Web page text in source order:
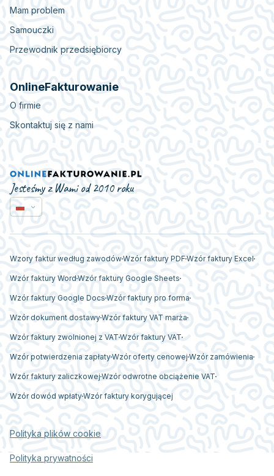
Mam problem
Samouczki
Przewodnik przedsiębiorcy
OnlineFakturowanie
O firmie
Skontaktuj się z nami
Jesteśmy z Wami od 2010 roku
Wzory faktur według zawodówWzór faktury PDFWzór faktury Excel
Wzór faktury Word Wzór faktury Google Sheets
Wzór faktury Google Docs Wzór faktury pro forma
Wzór dokument dostawyWzór faktury VAT marża
Wzór faktury zwolnionej z VAT Wzór faktury VAT
Wzór potwierdzenia zapłatyWzór oferty cenowej Wzór zamówienia
Wzór faktury zaliczkowej Wzór odwrotne obciążenie VAT
Wzór dowód wpłatyWzór faktury korygującej
Polityka plików cookie
Polityka prywatności